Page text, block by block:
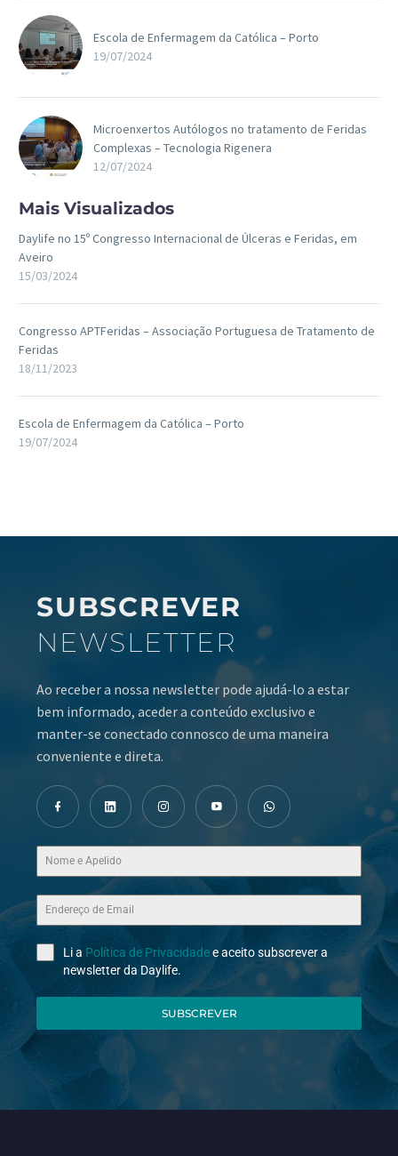
Escola de Enfermagem da Católica – Porto
19/07/2024
Microenxertos Autólogos no tratamento de Feridas
Complexas – Tecnologia Rigenera
12/07/2024
Mais Visualizados
Daylife no 15º Congresso Internacional de Úlceras e Feridas, em
Aveiro
15/03/2024
Congresso APTFeridas – Associação Portuguesa de Tratamento de
Feridas
18/11/2023
Escola de Enfermagem da Católica – Porto
19/07/2024
SUBSCREVER
NEWSLETTER
Ao receber a nossa newsletter pode ajudá-lo a estar
bem informado, aceder a conteúdo exclusivo e
manter-se conectado connosco de uma maneira
conveniente e direta.
Li a Política de Privacidadee aceito subscrever a
newsletter da Daylife.
SUBSCREVER